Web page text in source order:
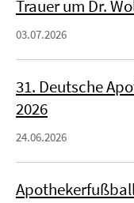
Trauer um Dr.
03.07.2026
31. Deutsche
2026
24.06.2026